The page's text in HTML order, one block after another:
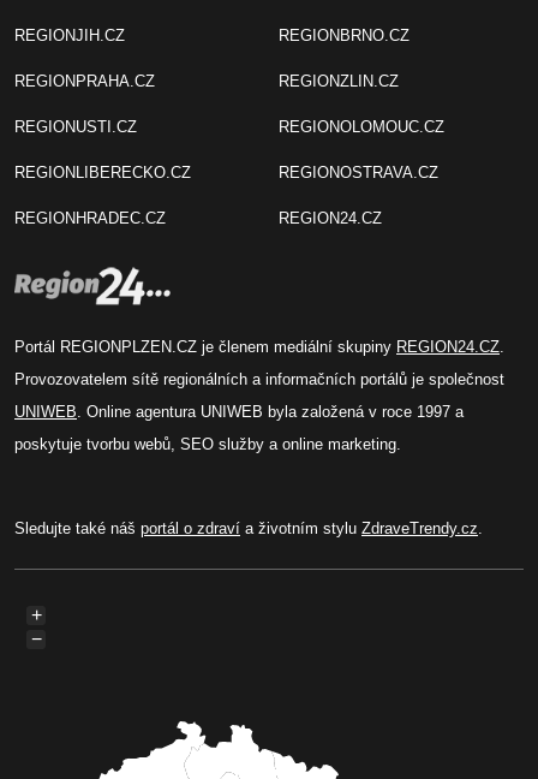
REGIONJIH.CZ
REGIONPRAHA.CZ
REGIONUSTI.CZ
REGIONLIBERECKO.CZ
REGIONHRADEC.CZ
REGIONBRNO.CZ
REGIONZLIN.CZ
REGIONOLOMOUC.CZ
REGIONOSTRAVA.CZ
REGION24.CZ
Portál REGIONPLZEN.CZ je členem mediální skupiny REGION24.CZ.
Provozovatelem sítě regionálních a informačních portálů je společnost
UNIWEB. Online agentura UNIWEB byla založená v roce 1997 a
poskytuje tvorbu webů, SEO služby a online marketing.
Sledujte také náš portál o zdraví a životním stylu ZdraveTrendy.cz.
+
−